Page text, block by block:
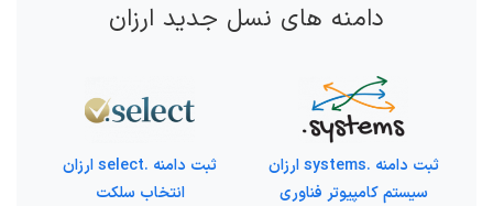
دامنه های نسل جدید ارزان
ثبت دامنه .systems ارزان
سیستم کامپیوتر فناوری
ثبت دامنه .select ارزان
انتخاب سلکت